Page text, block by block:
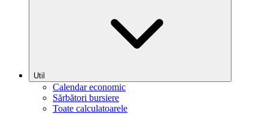
Util
Calendar economic
Sărbători bursiere
Toate calculatoarele